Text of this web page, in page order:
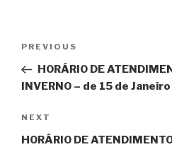
navigation
Previous
Post
PREVIOUS
HORÁRIO DE
INVERNO – de 15 de
Next
Post
NEXT
HORÁRIO DE